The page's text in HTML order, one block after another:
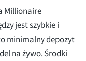
Millionaire
jest szybkie i
minimalny depozyt
na żywo. Środki